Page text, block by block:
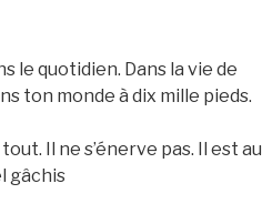
le quotidien. Dans la vie de
ton monde à dix mille pieds.
Il ne s’énerve pas. Il est au
gâchis